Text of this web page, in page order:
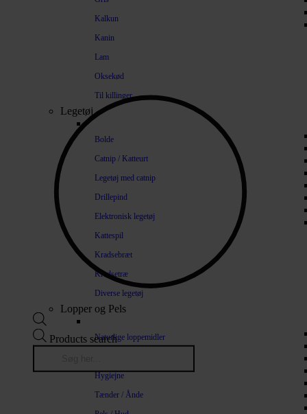
Kalkun
Kanin
Lam
Oksekød
Til killinger
Legetøj
Bolde
Catnip / Katteurt
Legetøj med catnip
Drillepind
Elektronisk legetøj
Kattespil
Kradsebræt
Kradsetræ
Diverse legetøj
Lopper og Pels
Naturlige loppemidler
Hygiejne
Tænder / Ånde
Products search